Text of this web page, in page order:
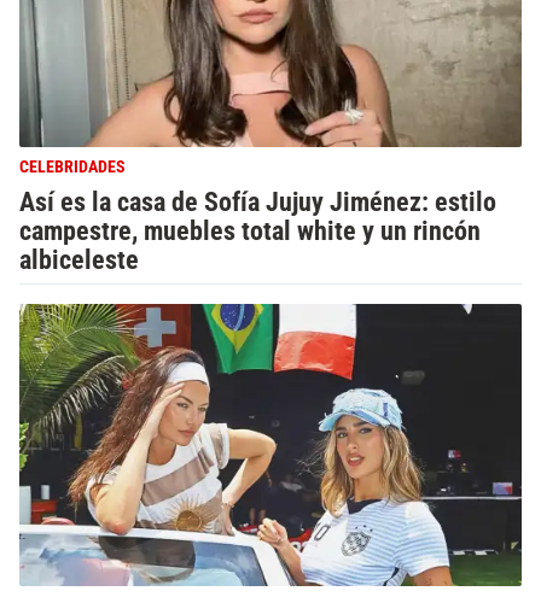
CELEBRIDADES
Así es la casa de Sofía Jujuy Jiménez: estilo
campestre, muebles total white y un rincón
albiceleste